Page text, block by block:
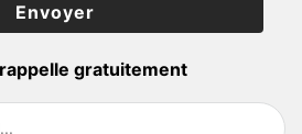
gratuitement